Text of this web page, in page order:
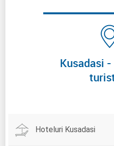
Kusadasi
Hoteluri Kusadasi